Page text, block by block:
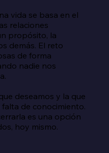
vida se basa en el
relaciones
propósito, la
demás. El reto
de forma
nadie nos
deseamos y la que
de conocimiento.
es una opción
hoy mismo.